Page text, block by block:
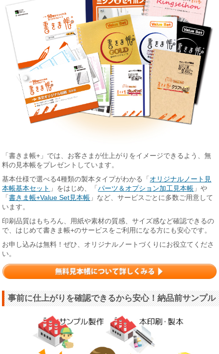
「書きま帳+」では、お客さまが仕上がりをイメージできるよう、無
料の見本帳をプレゼントしています。
基本仕様で選べる4種類の製本タイプがわかる「 オリジナルノート見
本帳基本セット 」をはじめ、「パーツ＆オプション加工見本帳 」や
「書きま帳+Value Set見本帳 」など、サービスごとに多数ご用意して
います。
印刷品質はもちろん、用紙や素材の質感、サイズ感など確認できるの
で、はじめて書きま帳+のサービスをご利用になる方にも安心です。
お申し込みは無料！ぜひ、オリジナルノートづくりにお役立てくださ
い。
事前に仕上がりを確認できるから安心！納品前サンプル